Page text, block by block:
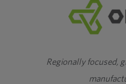
Regionally focused,